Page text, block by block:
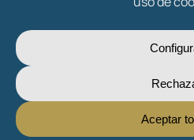
Copyright © 2024Instituto
Created by
Sobre nosotros